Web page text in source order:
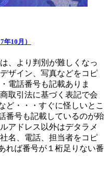
10月）
、より判別が難しくなっ
ザイン、写真などをコピ
電話番号も記載ありま
取引法に基づく表記で会
ど・・・すぐに怪しいとこ
番号も記載しているのが殆
アドレス以外はデタラメ
名、電話、担当者をコピ
れば番号が１桁足りない番